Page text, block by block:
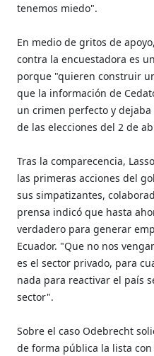
tenemos miedo".
En medio de gritos de
contra la encuestadora es
porque "quieren construir
que la información de
un crimen perfecto y
de las elecciones del 2 de
Tras la comparecencia,
las primeras acciones del
sus simpatizantes,
prensa indicó que hasta
verdadero para generar
Ecuador. "Que no nos
es el sector privado, para
nada para reactivar el país
sector".
Sobre el caso Odebrecht
de forma pública la lista